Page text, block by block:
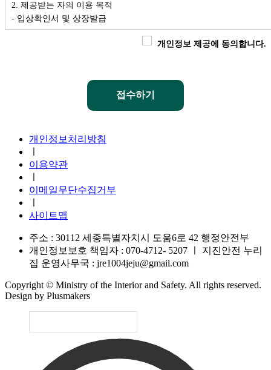
4. 개인정보의 보유 및 이용기간
-위 개인정보는 대회 종료 후 3개월간 보유·이용되며 보유목적 달성
시 또는 정보주체가 개인정보 삭제를 요청할 경우 지체 없이 파기합니
5. 개인정보 수집·이용 동의 거부의 권리
- 회사는 보다 원활한 공모전 운영을 위하여 개인정보를 수집하고 있
으며, 위 사항에 대하여 원하지 않는 경우 동의를 거부할 수 있습니다.
적이므로 동의하지 않으시는 경우 본 공모전 참가는 불가합니다.
2. 제공받는 자의 이용 목적
- 입상확인서 및 상장발급
4. 제공받은 자의 개인정보 보유 및 이용 기간
위 개인정보는 대회 종료 후 3개월간 보유·이용되며 보유목적 달성
시 또는 정보주체가 개인정보 삭제를 요청할 경우 지체 없이 파기합니
5. 개인정보 제공 거부의 권리
- 회사는 보다 원활한 공모전 운영을 위하여 개인정보를 제공하고 있
으며, 위 사항에 대하여 원하지 않는 경우 동의를 거부할 수 있습니다.
다만, 개인정보 제공에 대한 동의는 공모전 운영을 위해 필수적이므로
동의하지 않으시는 경우 본 공모전 참가는 불가합니다.
개인정보 제공에 동의합니다.
개인정보처리방침
이용약관
이메일무단수집거부
사이트맵
주소 : 30112 세종특별자치시 도움6로 42 행정안전부
개인정보보호 책임자 : 070-4712- 5207
지진안전 누리
집 운영사무국 : jre1004jeju@gmail.com
Copyright © Ministry of the Interior and Safety. All rights reserved.
Design by Plusmakers